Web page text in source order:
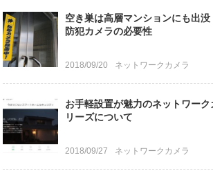
空き巣は高層マンションにも出
防犯カメラの必要性
2018/09/20 ネットワークカメラ
お手軽設置が魅力のネットワー
リーズについて
2018/09/27 ネットワークカメラ